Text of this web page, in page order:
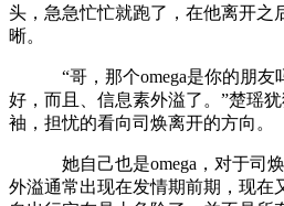
头，急急忙忙就跑了，在他离开之
晰。
“哥，那个omega是你的朋友
好，而且、信息素外溢了。”楚瑶
袖，担忧的看向司焕离开的方向。
她自己也是omega，对于司焕
外溢通常出现在发情期前期，现在